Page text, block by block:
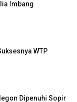
Imbang
WTP
Dipenuhi Sopir